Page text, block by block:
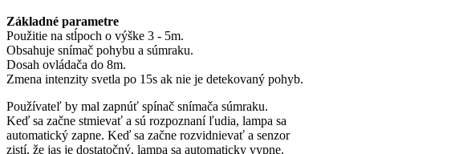
Základné parametre
Použitie na stĺpoch o výške 3 - 5m.
Obsahuje snímač pohybu a súmraku.
Dosah ovládača do 8m.
Zmena intenzity svetla po 15s ak nie je detekovaný pohyb.
Používateľ by mal zapnúť spínač snímača súmraku.
Keď sa začne stmievať a sú rozpoznaní ľudia, lampa sa
automatický zapne. Keď sa začne rozvidnievať a senzor
zistí, že jas je dostatočný, lampa sa automaticky vypne.